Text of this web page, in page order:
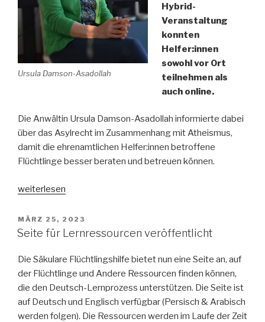
Ursula Damson-Asadollah
Hybrid-
Veranstaltung
konnten
Helfer:innen
sowohl vor Ort
teilnehmen als
auch online.
Die Anwältin Ursula Damson-Asadollah informierte dabei
über das Asylrecht im Zusammenhang mit Atheismus,
damit die ehrenamtlichen Helfer:innen betroffene
Flüchtlinge besser beraten und betreuen können.
„Atheismus
Fluchtgrund
(Schulung
Stuttgart)“
weiterlesen
VERÖFFENTLICHT
AM
MÄRZ 25, 2023
Seite für Lernressourcen veröffentlicht
Die Säkulare Flüchtlingshilfe bietet nun eine Seite an, auf
der Flüchtlinge und Andere Ressourcen finden können,
die den Deutsch-Lernprozess unterstützen. Die Seite ist
auf Deutsch und Englisch verfügbar (Persisch & Arabisch
werden folgen). Die Ressourcen werden im Laufe der Zeit